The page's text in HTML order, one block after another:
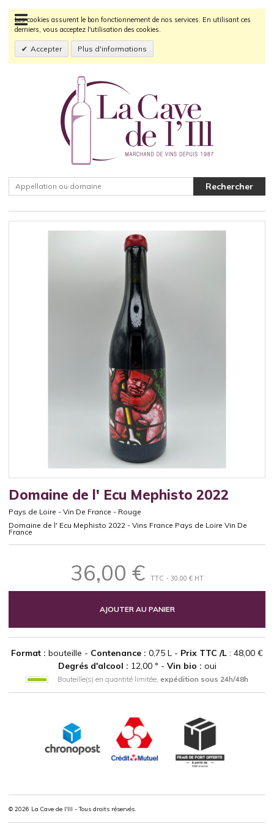
Les cookies assurent le bon fonctionnement de nos services. En utilisant ces
derniers, vous acceptez l'utilisation des cookies.
Accepter Plus d'informations
Domaine de l' Ecu Mephisto 2022
Pays de Loire - Vin De France - Rouge
Domaine de l' Ecu Mephisto 2022 - Vins France Pays de Loire Vin De
France
36,00 € TTC - 30,00 € HT
AJOUTER AU PANIER
Format : bouteille - Contenance : 0,75 L - Prix TTC /L : 48,00 €
Degrés d'alcool : 12,00 ° - Vin bio : oui
Bouteille(s) en quantité limitée, expédition sous 24h/48h
© 2026 La Cave de l'Ill - Tous droits réservés.